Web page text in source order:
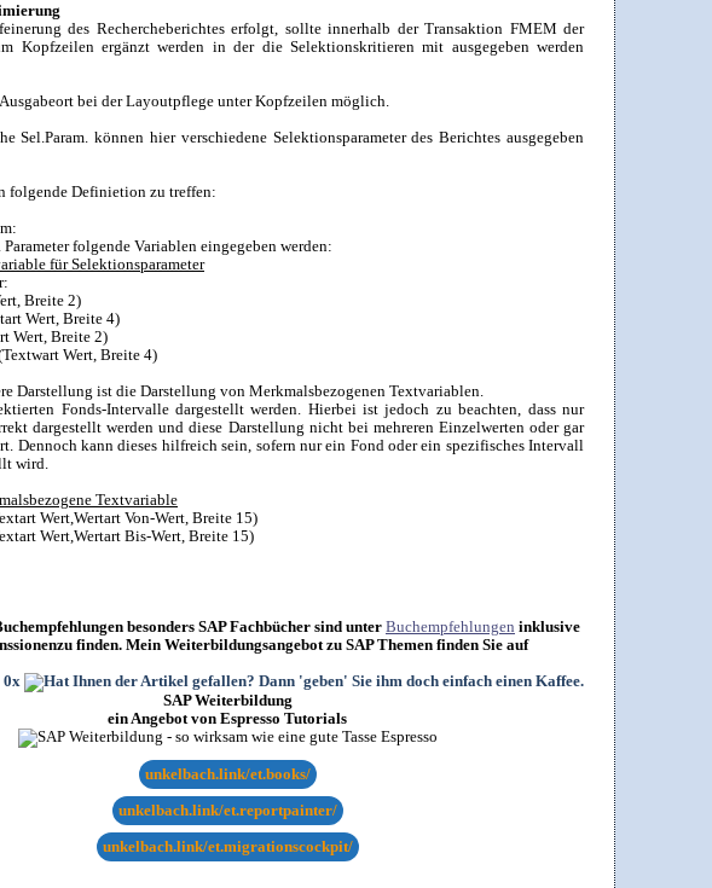
des Rechercheberichtes erfolgt, sollte innerhalb der Transaktion FMEM der
Kopfzeilen ergänzt werden in der die Selektionskritieren mit ausgegeben werden
bei der Layoutpflege unter Kopfzeilen möglich.
Sel.Param. können hier verschiedene Selektionsparameter des Berichtes ausgegeben
folgende Definietion zu treffen:
folgende Variablen eingegeben werden:
für Selektionsparameter
Breite 2)
Wert, Breite 4)
Wert, Breite 2)
Wert, Breite 4)
Darstellung ist die Darstellung von Merkmalsbezogenen Textvariablen.
Fonds-Intervalle dargestellt werden. Hierbei ist jedoch zu beachten, dass nur
dargestellt werden und diese Darstellung nicht bei mehreren Einzelwerten oder gar
Dennoch kann dieses hilfreich sein, sofern nur ein Fond oder ein spezifisches Intervall
wird.
Textvariable
Wert,Wertart Von-Wert, Breite 15)
Wert,Wertart Bis-Wert, Breite 15)
besonders SAP Fachbücher sind unter Buchempfehlungen inklusive
finden. Mein Weiterbildungsangebot zu SAP Themen finden Sie auf
0x
SAP Weiterbildung
ein Angebot von Espresso Tutorials
unkelbach.link/et.books/
unkelbach.link/et.reportpainter/
unkelbach.link/et.migrationscockpit/